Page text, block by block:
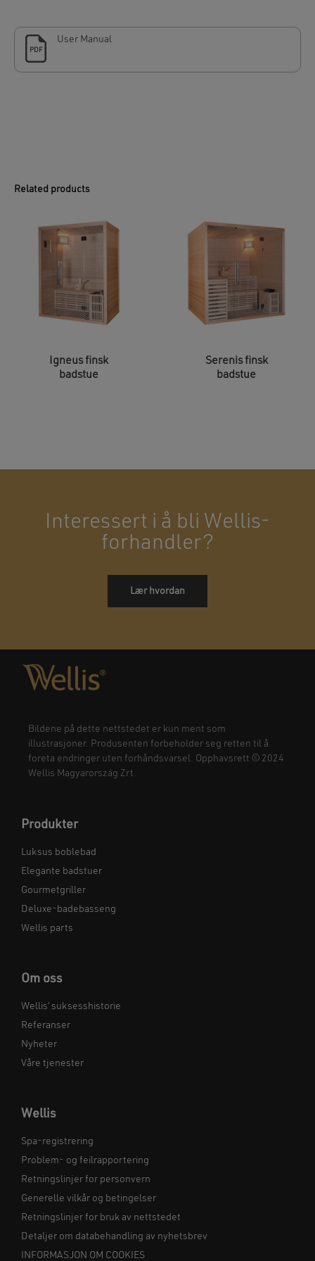
PDF
User Manual
Related products
Igneus finsk
badstue
Serenis finsk
badstue
Interessert i å bli Wellis-
forhandler?
Lær hvordan
Bildene på dette nettstedet er kun ment som
illustrasjoner. Produsenten forbeholder seg retten til å
foreta endringer uten forhåndsvarsel. Opphavsrett © 2024
Wellis Magyarország Zrt.
Produkter
Luksus boblebad
Elegante badstuer
Gourmetgriller
Deluxe-badebasseng
Wellis parts
Om oss
Wellis’ suksesshistorie
Referanser
Nyheter
Våre tjenester
Wellis
Spa-registrering
Problem- og feilrapportering
Retningslinjer for personvern
Generelle vilkår og betingelser
Retningslinjer for bruk av nettstedet
Detaljer om databehandling av nyhetsbrev
INFORMASJON OM COOKIES